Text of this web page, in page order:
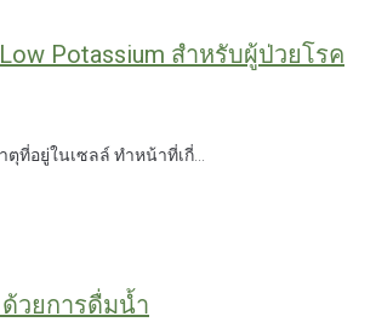
Potassium สำหรับผู้ป่วยโรค
ที่อยู่ในเซลล์ ทำหน้าที่เกี่...
วยการดื่มน้ำ